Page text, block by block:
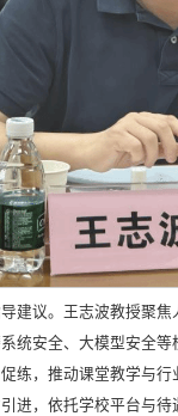
建议。王志波教授聚
统安全、大模型安全
练，推动课堂教学与
进，依托学校平台与